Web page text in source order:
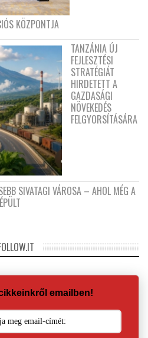
KÖZPONTJA
TANZÁNIA ÚJ
FEJLESZTÉSI
STRATÉGIÁT
HIRDETETT A
GAZDASÁGI
NÖVEKEDÉS
FELGYORSÍTÁSÁRA
SIVATAGI VÁROSA – AHOL MÉG A
emailben!